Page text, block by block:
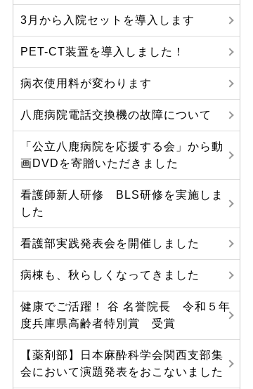
3月から入院セットを導入します
PET-CT装置を導入しました！
病衣使用料が変わります
八鹿病院電話交換機の故障について
「公立八鹿病院を応援する会」から動
画DVDを寄贈いただきました
看護師新人研修 BLS研修を実施しま
した
看護部実践発表会を開催しました
病棟も、秋らしくなってきました
健康でご活躍！ 谷 名誉院長 令和５年
度兵庫県高齢者特別賞 受賞
【薬剤部】日本麻酔科学会関西支部集
会において演題発表をおこないました